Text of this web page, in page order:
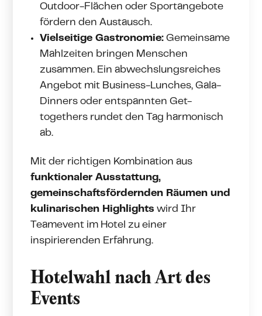
Outdoor-Flächen oder Sportangebote
fördern den Austausch.
Vielseitige Gastronomie: Gemeinsame
Mahlzeiten bringen Menschen
zusammen. Ein abwechslungsreiches
Angebot mit Business-Lunches, Gala-
Dinners oder entspannten Get-
togethers rundet den Tag harmonisch
ab.
Mit der richtigen Kombination aus
funktionaler Ausstattung,
gemeinschaftsfördernden Räumen und
kulinarischen Highlights wird Ihr
Teamevent im Hotel zu einer
inspirierenden Erfahrung.
Hotelwahl nach Art des
Events